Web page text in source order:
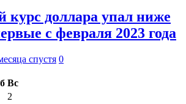
курс доллара упал ниже
с февраля 2023 года
спустя 0
Вс
2